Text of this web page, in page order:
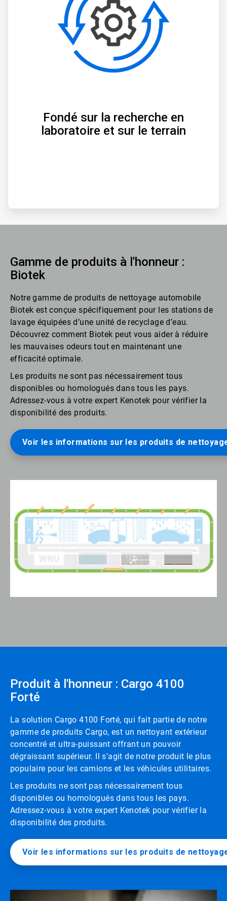
Fondé sur la recherche en
laboratoire et sur le terrain
Gamme de produits à l'honneur :
Biotek
Notre gamme de produits de nettoyage automobile
Biotek est conçue spécifiquement pour les stations de
lavage équipées d’une unité de recyclage d’eau.
Découvrez comment Biotek peut vous aider à réduire
les mauvaises odeurs tout en maintenant une
efficacité optimale.
Les produits ne sont pas nécessairement tous
disponibles ou homologués dans tous les pays.
Adressez-vous à votre expert Kenotek pour vérifier la
disponibilité des produits.
Voir les informations sur les produits de
Produit à l'honneur : Cargo 4100
Forté
La solution Cargo 4100 Forté, qui fait partie de notre
gamme de produits Cargo, est un nettoyant extérieur
concentré et ultra-puissant offrant un pouvoir
dégraissant supérieur. Il s'agit de notre produit le plus
populaire pour les camions et les véhicules utilitaires.
Les produits ne sont pas nécessairement tous
disponibles ou homologués dans tous les pays.
Adressez-vous à votre expert Kenotek pour vérifier la
disponibilité des produits.
Voir les informations sur les produits de